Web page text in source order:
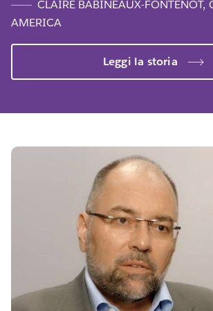
CLAIRE BABINEAUX-FONTENOT,
AMERICA
Leggi la storia